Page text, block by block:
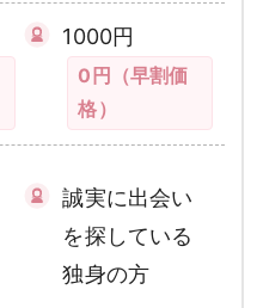
1000円
0円（早割価
格）
誠実に出会い
を探している
独身の方